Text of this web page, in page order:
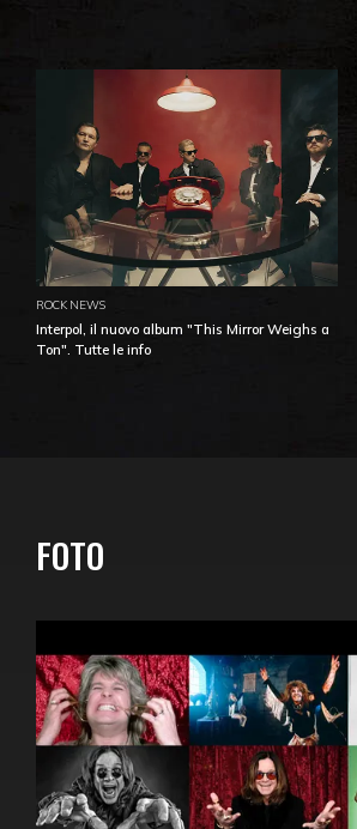
ROCK NEWS
Interpol, il nuovo album "This Mirror Weighs a
Ton". Tutte le info
FOTO